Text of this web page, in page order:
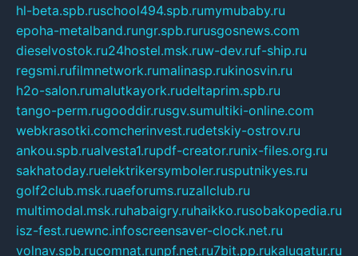
hl-beta.spb.ruschool494.spb.rumymubaby.ru
epoha-metalband.rungr.spb.rurusgosnews.com
dieselvostok.ru24hostel.msk.ruw-dev.ruf-ship.ru
regsmi.rufilmnetwork.rumalinasp.rukinosvin.ru
h2o-salon.rumalutkayork.rudeltaprim.spb.ru
tango-perm.rugooddir.rusgv.sumultiki-online.com
webkrasotki.comcherinvest.rudetskiy-ostrov.ru
ankou.spb.rualvesta1.rupdf-creator.runix-files.org.ru
sakhatoday.ruelektrikersymboler.rusputnikyes.ru
golf2club.msk.ruaeforums.ruzallclub.ru
multimodal.msk.ruhabaigry.ruhaikko.rusobakopedia.ru
isz-fest.ruewnc.infoscreensaver-clock.net.ru
volnav.spb.rucomnat.runpf.net.ru7bit.pp.rukalugatur.ru